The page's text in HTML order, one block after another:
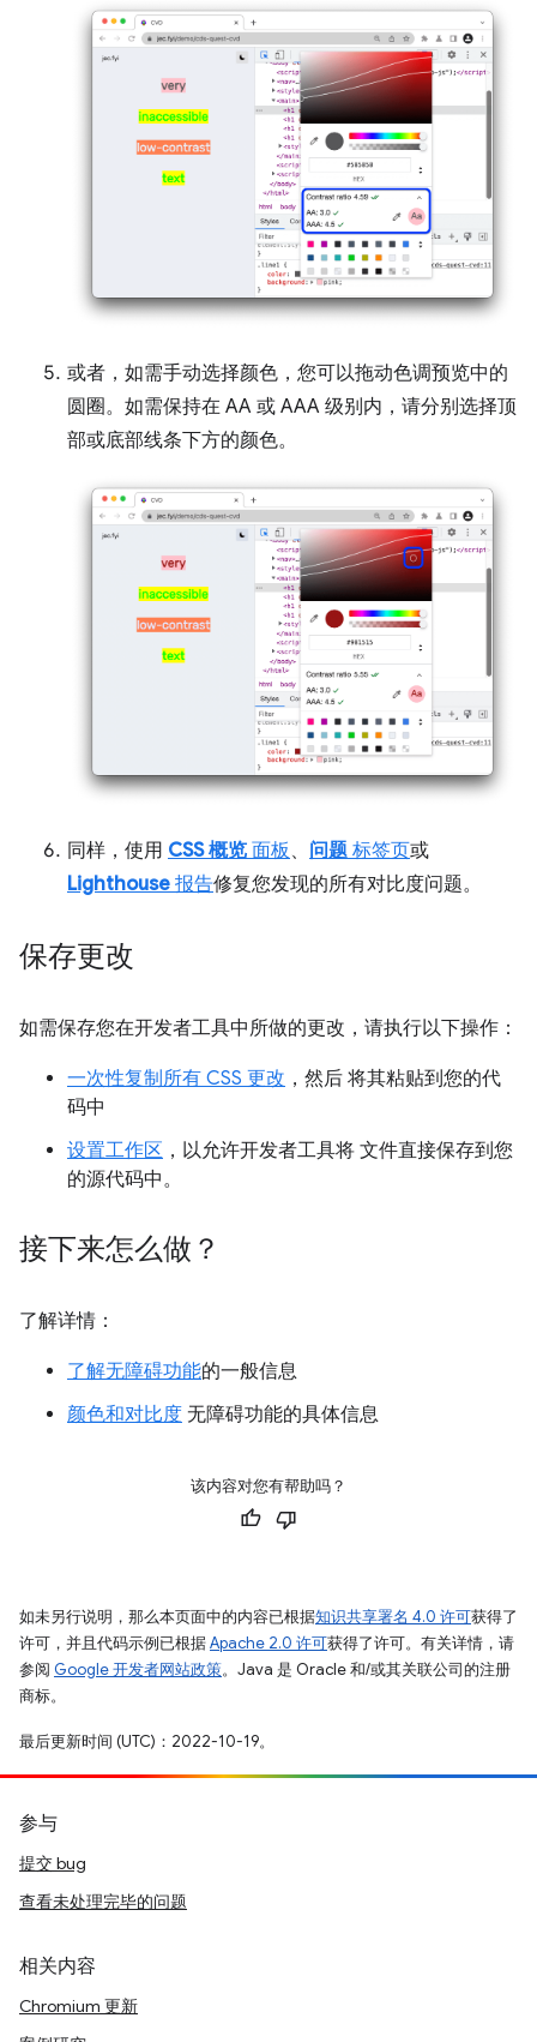
或者，如需手动选择颜色，您可以拖动色调预览中的
圆圈。如需保持在 AA 或 AAA 级别内，请分别选择顶
部或底部线条下方的颜色。
同样，使用 CSS 概览 面板 、 问题 标签页或
Lighthouse 报告修复您发现的所有对比度问题。
保存更改
如需保存您在开发者工具中所做的更改，请执行以下操作：
一次性复制所有 CSS 更改 ，然后 将其粘贴到您的代
码中
设置工作区 ，以允许开发者工具将 文件直接保存到您
的源代码中。
接下来怎么做？
了解详情：
了解无障碍功能的一般信息
颜色和对比度 无障碍功能的具体信息
该内容对您有帮助吗？
如未另行说明，那么本页面中的内容已根据知识共享署名 4.0 许可获得了
许可，并且代码示例已根据Apache 2.0 许可获得了许可。有关详情，请
参阅 Google 开发者网站政策。Java 是 Oracle 和/或其关联公司的注册
商标。
最后更新时间 (UTC)：2022-10-19。
参与
提交 bug
查看未处理完毕的问题
相关内容
Chromium 更新